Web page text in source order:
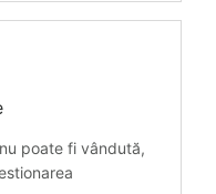
poate fi vândută,